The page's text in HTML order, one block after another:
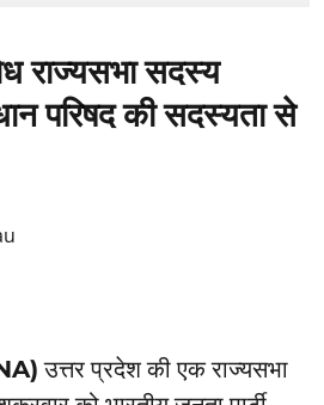
राज्यसभा सदस्य
परिषद की सदस्यता से
उत्तर प्रदेश की एक राज्यसभा